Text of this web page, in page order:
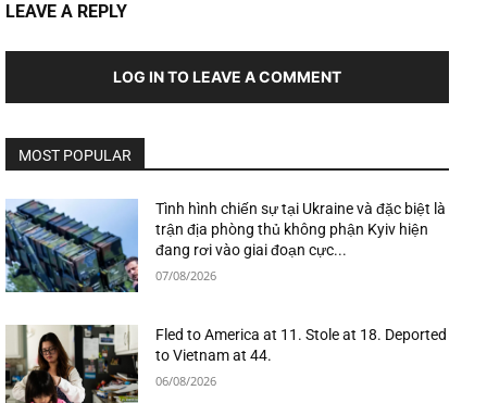
LEAVE A REPLY
LOG IN TO LEAVE A COMMENT
MOST POPULAR
Tình hình chiến sự tại Ukraine và đặc biệt là
trận địa phòng thủ không phận Kyiv hiện
đang rơi vào giai đoạn cực...
07/08/2026
Fled to America at 11. Stole at 18. Deported
to Vietnam at 44.
06/08/2026